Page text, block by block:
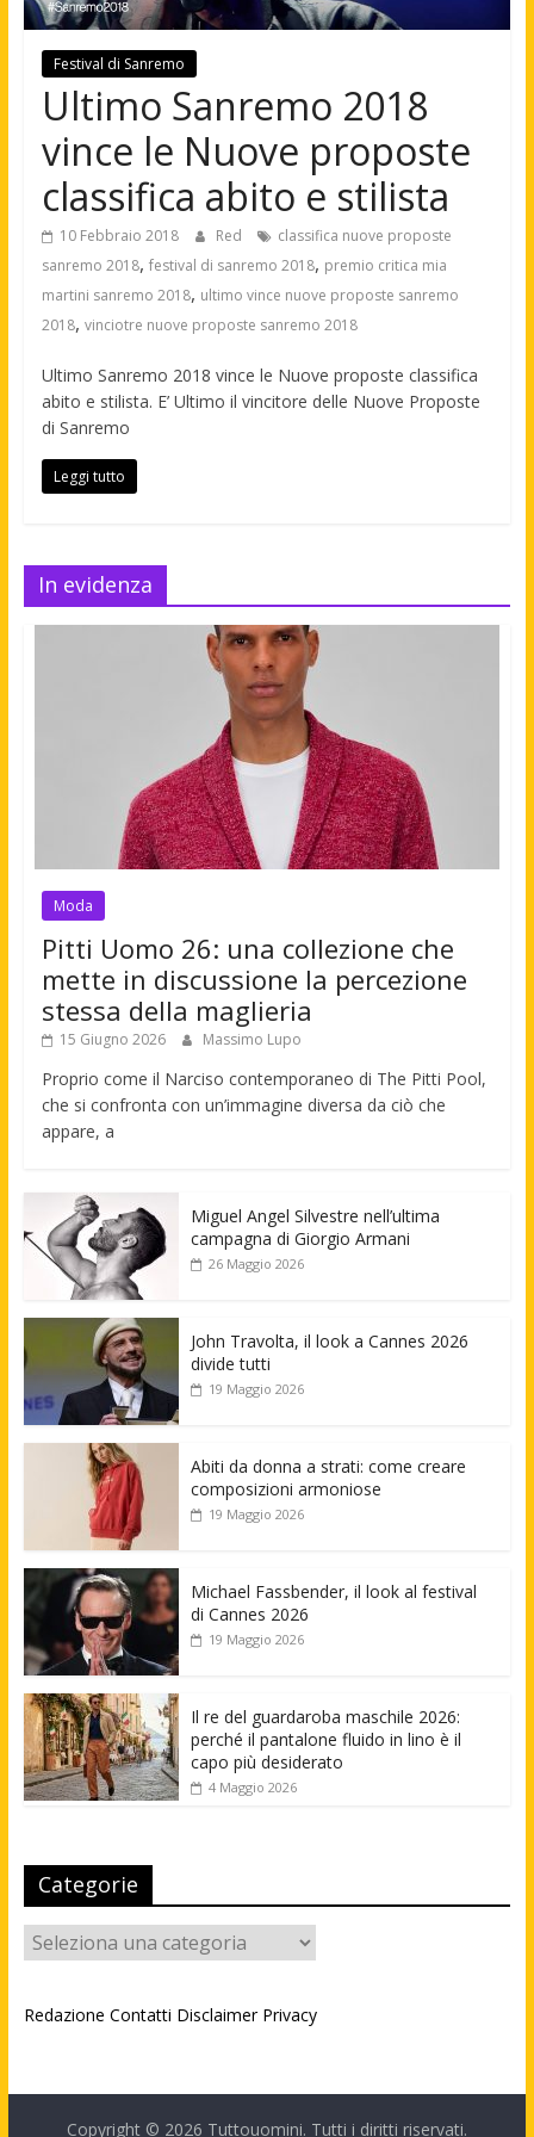
Festival di Sanremo
Ultimo Sanremo 2018
vince le Nuove proposte
classifica abito e stilista
10 Febbraio 2018 Red
classifica nuove proposte
sanremo 2018, festival di sanremo 2018, premio critica mia
martini sanremo 2018, ultimo vince nuove proposte sanremo
2018, vinciotre nuove proposte sanremo 2018
Ultimo Sanremo 2018 vince le Nuove proposte classifica
abito e stilista. E’ Ultimo il vincitore delle Nuove Proposte
di Sanremo
Leggi tutto
In evidenza
Moda
Pitti Uomo 26: una collezione che
mette in discussione la percezione
stessa della maglieria
15 Giugno 2026 Massimo Lupo
Proprio come il Narciso contemporaneo di The Pitti Pool,
che si confronta con un’immagine diversa da ciò che
appare, a
Miguel Angel Silvestre nell’ultima
campagna di Giorgio Armani
26 Maggio 2026
John Travolta, il look a Cannes 2026
divide tutti
19 Maggio 2026
Abiti da donna a strati: come creare
composizioni armoniose
19 Maggio 2026
Michael Fassbender, il look al festival
di Cannes 2026
19 Maggio 2026
Il re del guardaroba maschile 2026:
perché il pantalone fluido in lino è il
capo più desiderato
4 Maggio 2026
Categorie
Categorie
Redazione Contatti Disclaimer Privacy
Copyright © 2026 Tuttouomini. Tutti i diritti riservati.